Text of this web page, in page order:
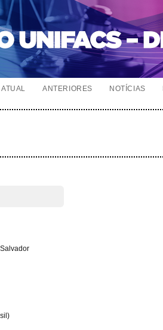
ATUAL ANTERIORES NOTÍCIAS